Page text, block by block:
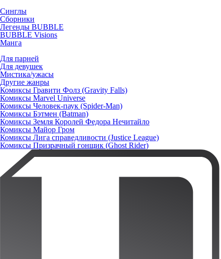
Синглы
Сборники
Легенды BUBBLE
BUBBLE Visions
Манга
Для парней
Для девушек
Мистика/ужасы
Другие жанры
Комиксы Гравити Фолз (Gravity Falls)
Комиксы Marvel Universe
Комиксы Человек-паук (Spider-Man)
Комиксы Бэтмен (Batman)
Комиксы Земля Королей Федора Нечитайло
Комиксы Майор Гром
Комиксы Лига справедливости (Justice League)
Комиксы Призрачный гонщик (Ghost Rider)